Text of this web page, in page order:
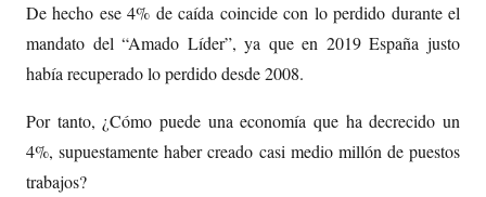
De hecho ese 4% de caída coincide con lo perdido durante el
mandato del “Amado Líder”, ya que en 2019 España justo
había recuperado lo perdido desde 2008.
Por tanto, ¿Cómo puede una economía que ha decrecido un
4%, supuestamente haber creado casi medio millón de puestos
trabajos?